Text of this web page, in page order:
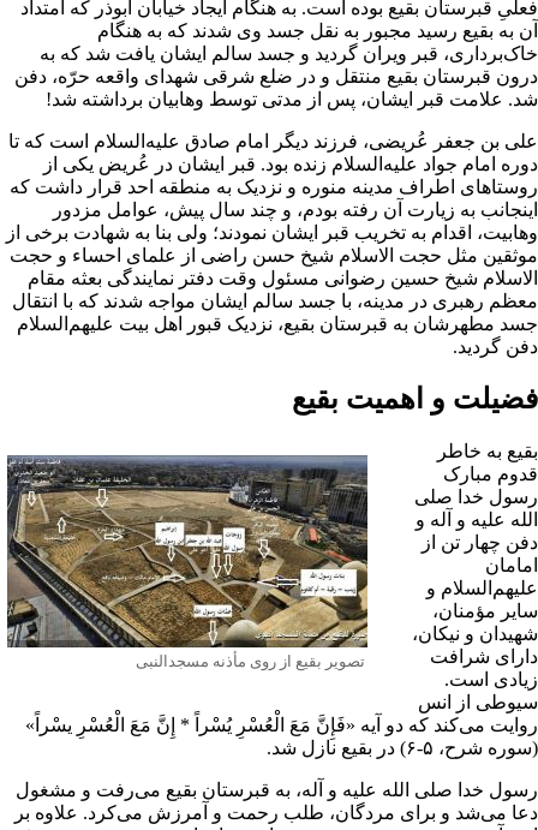
قبرستان بقیع بوده است. به هنگام ایجاد خیابان ابوذر که امتداد
به بقیع رسید مجبور به نقل جسد وی شدند که به هنگام
قبر ویران گردید و جسد سالم ایشان یافت شد که به
قبرستان بقیع منتقل و در ضلع شرقى شهداىواقعه حرّه، دفن
علامت قبر ایشان، پس از مدتى توسط وهابیان برداشته شد!
بن جعفر عُریضى ، فرزند دیگر امام صادقعلیه‌السلام است که تا
امام جوادعلیه‌السلام زنده بود. قبر ایشان در عُریض یکى از
اطرافمدینهمنوره و نزدیک به منطقهاحدقرار داشت که
به زیارت آن رفته بودم، و چند سال پیش، عوامل مزدور
، اقدام به تخریب قبر ایشان نمودند؛ ولى بنا به شهادت برخى از
مثل حجت الاسلام ‌شیخ حسن راضى از علماى احساء و حجت
شیخ حسین رضوانى مسئول وقت دفتر نمایندگى بعثه مقام
رهبرى در مدینه، با جسد سالم ایشان مواجه شدند که با انتقال
مطهرشان به قبرستان بقیع، نزدیک قبور
اهل بیتعلیهم‌السلام
گردید.
و اهمیت بقیع
تصویر بقیع از روی مأذنه مسجدالنبی
به خاطر
مبارک
خداصلى
‌علیه و آله و
چهار تن از
و
مؤمنان،
و نیکان،
شرافت
است.
از
انس
مى‌کند که دو آیه «فَإِنَّ مَعَ الْعُسْرِ یُسْراً * إِنَّ مَعَ الْعُسْرِ یسْراً»
سوره شرح، ۵-۶) در بقیع نازل شد.
خدا صلى ‌الله ‌علیه ‌و آله، به قبرستان بقیع مى‌رفت و مشغول
مى‌شد و براى مردگان، طلب رحمت و آمرزش مى‌کرد. علاوه بر